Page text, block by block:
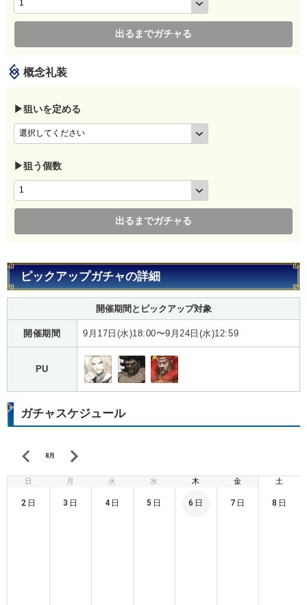
出るまでガチャる
概念礼装
▶狙いを定める
▶狙う個数
出るまでガチャる
ピックアップガチャの詳細
開催期間とピックアップ対象
開催期間 9月17日(水)18:00〜9月24日(水)12:59
PU
ガチャスケジュール
8月
日 月 火 水 木 金 土
2日 3日 4日 5日 6日 7日 8日